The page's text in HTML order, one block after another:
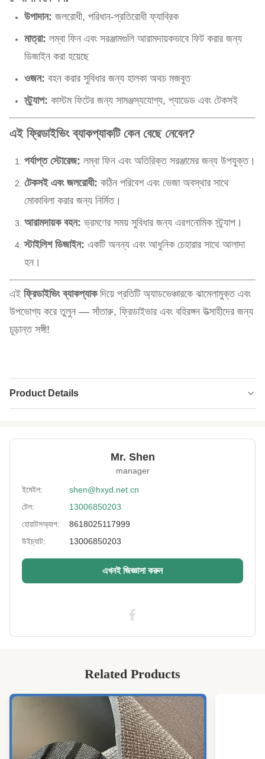
উপাদান: জলরোধী, পরিধান-প্রতিরোধী ফ্যাব্রিক
মাত্রা: লম্বা ফিন এবং সরঞ্জামগুলি আরামদায়কভাবে ফিট করার জন্য
ডিজাইন করা হয়েছে
ওজন: বহন করার সুবিধার জন্য হালকা অথচ মজবুত
স্ট্র্যাপ: কাস্টম ফিটের জন্য সামঞ্জস্যযোগ্য, প্যাডেড এবং টেকসই
এই ফ্রিডাইভিং ব্যাকপ্যাকটি কেন বেছে নেবেন?
পর্যাপ্ত স্টোরেজ: লম্বা ফিন এবং অতিরিক্ত সরঞ্জামের জন্য উপযুক্ত।
টেকসই এবং জলরোধী: কঠিন পরিবেশ এবং ভেজা অবস্থার সাথে
মোকাবিলা করার জন্য নির্মিত।
আরামদায়ক বহন: ভ্রমণের সময় সুবিধার জন্য এরগনোমিক স্ট্র্যাপ।
স্টাইলিশ ডিজাইন: একটি অনন্য এবং আধুনিক চেহারার সাথে আলাদা
হন।
এই ফ্রিডাইভিং ব্যাকপ্যাকদিয়ে প্রতিটি অ্যাডভেঞ্চারকে ঝামেলামুক্ত এবং
উপভোগ্য করে তুলুন — সাঁতারু, ফ্রিডাইভার এবং বহিরঙ্গন উত্সাহীদের জন্য
চূড়ান্ত সঙ্গী!
Product Details
Material: নাইলন/পলিয়েস্টার
Waterproof: হ্যাঁ
High Light: বড় ক্যাপাসিটি ফ্রিডাইভিং ব্যাকপ্যাক
মাল্টিফাংশনাল ফ্রিডাইভিং ব্যাকপ্যাক
জলরোধী ফ্রিডাইভিং ব্যাকপ্যাক
Mr. Shen
manager
ইমেইল:
shen@hxyd.net.cn
টেল:
13006850203
হোয়াটসঅ্যাপ:
8618025117999
উইচ্যাট:
13006850203
এখনই জিজ্ঞাসা করুন
Related Products